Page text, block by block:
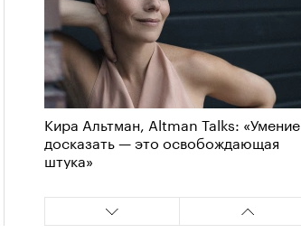
Кира Альтман, Altman Talks: «Умение
досказать — это освобождающая
штука»